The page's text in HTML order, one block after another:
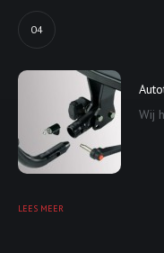
04
Wij
LEES MEER